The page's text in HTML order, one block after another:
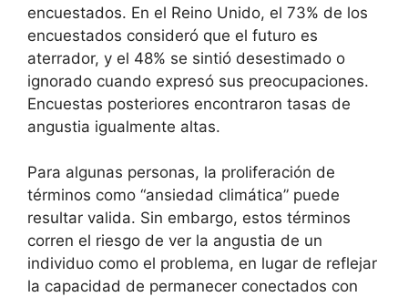
encuestados. En el Reino Unido, el 73% de los
encuestados consideró que el futuro es
aterrador, y el 48% se sintió desestimado o
ignorado cuando expresó sus preocupaciones.
Encuestas posteriores encontraron tasas de
angustia igualmente altas.
Para algunas personas, la proliferación de
términos como “ansiedad climática” puede
resultar valida. Sin embargo, estos términos
corren el riesgo de ver la angustia de un
individuo como el problema, en lugar de reflejar
la capacidad de permanecer conectados con